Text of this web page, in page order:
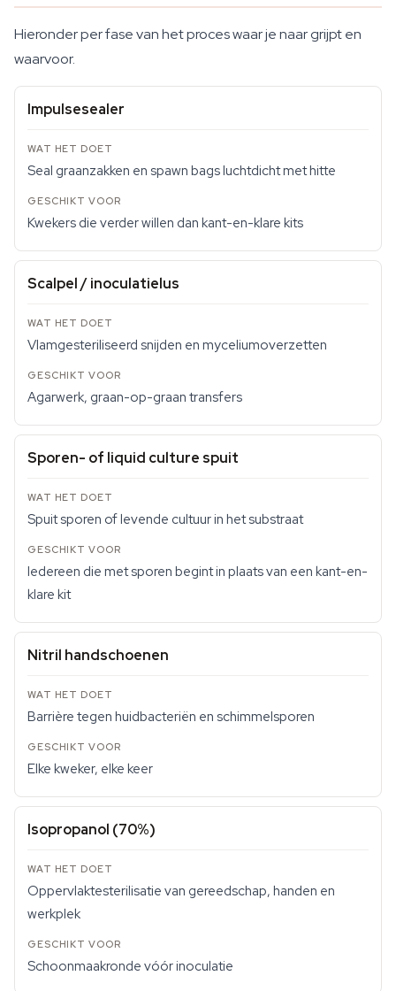
Hieronder per fase van het proces waar je naar grijpt en
waarvoor.
Impulsesealer
Seal graanzakken en spawn bags luchtdicht met hitte
Kwekers die verder willen dan kant-en-klare kits
Scalpel / inoculatielus
Vlamgesteriliseerd snijden en myceliumoverzetten
Agarwerk, graan-op-graan transfers
Sporen- of liquid culture spuit
Spuit sporen of levende cultuur in het substraat
Iedereen die met sporen begint in plaats van een kant-en-
klare kit
Nitril handschoenen
Barrière tegen huidbacteriën en schimmelsporen
Elke kweker, elke keer
Isopropanol (70%)
Oppervlaktesterilisatie van gereedschap, handen en
werkplek
Schoonmaakronde vóór inoculatie